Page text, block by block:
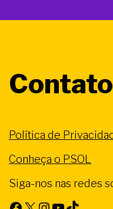
Contato
Política de
Conheça o PSOL
Siga-nos nas redes